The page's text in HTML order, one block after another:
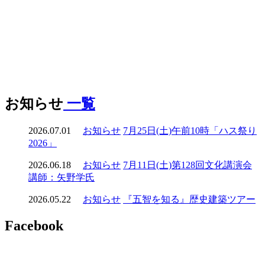
お知らせ 一覧
2026.07.01 お知らせ 7月25日(土)午前10時「ハス祭り
2026」
2026.06.18 お知らせ 7月11日(土)第128回文化講演会
講師：矢野学氏
2026.05.22 お知らせ 『五智を知る』歴史建築ツアー
Facebook